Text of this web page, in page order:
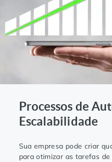
Processos de
Escalabilidade
Sua empresa pode criar
para otimizar as tarefas de